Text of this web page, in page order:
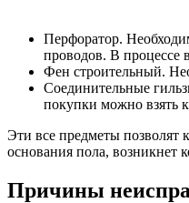
Перфоратор.
проводов. В процессе
Фен строительный.
Соединительные
покупки можно взять
Эти все предметы позволят
основания пола, возникнет
Причины